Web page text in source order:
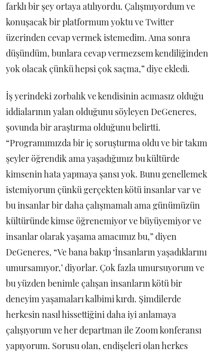
farklı bir şey ortaya atılıyordu. Çalışmıyordum ve
konuşacak bir platformum yoktu ve Twitter
üzerinden cevap vermek istemedim. Ama sonra
düşündüm, bunlara cevap vermezsem kendiliğinden
yok olacak çünkü hepsi çok saçma,” diye ekledi.
İş yerindeki zorbalık ve kendisinin acımasız olduğu
iddialarının yalan olduğunu söyleyen DeGeneres,
şovunda bir araştırma olduğunu belirtti.
“Programımızda bir iç soruşturma oldu ve bir takım
şeyler öğrendik ama yaşadığımız bu kültürde
kimsenin hata yapmaya şansı yok. Bunu genellemek
istemiyorum çünkü gerçekten kötü insanlar var ve
bu insanlar bir daha çalışmamalı ama günümüzün
kültüründe kimse öğrenemiyor ve büyüyemiyor ve
insanlar olarak yaşama amacımız bu,” diyen
DeGeneres, “Ve bana bakıp ‘İnsanların yaşadıklarını
umursamıyor,’ diyorlar. Çok fazla umursuyorum ve
bu yüzden benimle çalışan insanların kötü bir
deneyim yaşamaları kalbimi kırdı. Şimdilerde
herkesin nasıl hissettiğini daha iyi anlamaya
çalışıyorum ve her departman ile Zoom konferansı
yapıyorum. Sorusu olan, endişeleri olan herkes